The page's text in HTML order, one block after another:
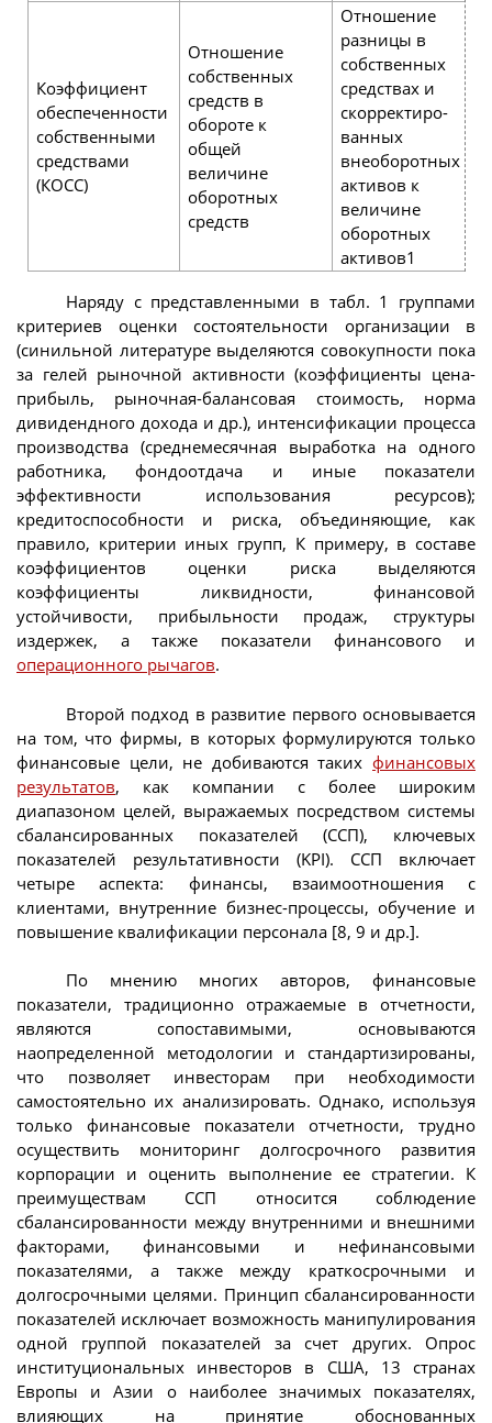
Коэффициент
обеспеченности
собственными
средствами
(КОСС)
Отношение
собственных
средств в
обороте к
общей
величине
оборотных
средств
Отношение
разницы в
собственных
средствах и
скорректиро­
ванных
внеоборотных
активов к
величине
оборотных
активов1
Наряду с представленными в табл. 1 группами
критериев оценки состоятельности организации в
(синильной литературе выделяются совокупности пока
за гелей рыночной активности (коэффициенты цена-
прибыль, рыночная-балансовая стоимость, норма
дивидендного дохода и др.), интенсификации процесса
производства (среднемесячная выработка на одного
работника, фондоотдача и иные показатели
эффективности использования ресурсов);
кредитоспособности и риска, объединяющие, как
правило, критерии иных групп, К примеру, в составе
коэффициентов оценки риска выделяются
коэффициенты ликвидности, финансовой
устойчивости, прибыльности продаж, структуры
издержек, а также показатели финансового и
операционного рычагов.
Второй подход в развитие первого основывается
на том, что фирмы, в которых формулируются только
финансовые цели, не добиваются таких финансовых
результатов, как компании с более широким
диапазоном целей, выражаемых посредством системы
сбалансированных показателей (ССП), ключевых
показателей результативности (KPI). ССП включает
четыре аспекта: финансы, взаимоотношения с
клиентами, внутренние бизнес-процессы, обучение и
повышение квалификации персонала [8, 9 и др.].
По мнению многих авторов, финансовые
показатели, традиционно отражаемые в отчетности,
являются сопоставимыми, основываются
наопределенной методологии и стандартизированы,
что позволяет инвесторам при необходимости
самостоятельно их анализировать. Однако, используя
только финансовые показатели отчетности, трудно
осуществить мониторинг долгосрочного развития
корпорации и оценить выполнение ее стратегии. К
преимуществам ССП относится соблюдение
сбалансированности между внутренними и внешними
факторами, финансовыми и нефинансовыми
показателями, а также между краткосрочными и
долгосрочными целями. Принцип сбалансированности
показателей исключает возможность манипулирования
одной группой показателей за счет других. Опрос
институциональных инвесторов в США, 13 странах
Европы и Азии о наиболее значимых показателях,
влияющих на принятие обоснованных